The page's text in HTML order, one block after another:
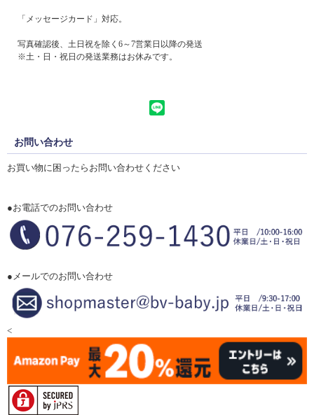
「メッセージカード」対応。
写真確認後、土日祝を除く6～7営業日以降の発送
※土・日・祝日の発送業務はお休みです。
お問い合わせ
お買い物に困ったらお問い合わせください
●お電話でのお問い合わせ
●メールでのお問い合わせ
<